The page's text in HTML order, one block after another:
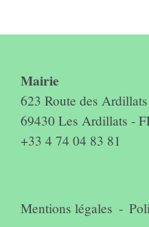
Mairie
623 Route des Ardillats
69430 Les Ardillats -
+33 4 74 04 83 81
Mentions légales -